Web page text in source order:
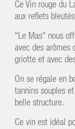
Ce Vin rouge du
aux reflets
"Le Mas" nous
avec des arômes
griotte et avec
On se régale en
tannins souples
belle structure.
Ce vin est idéal